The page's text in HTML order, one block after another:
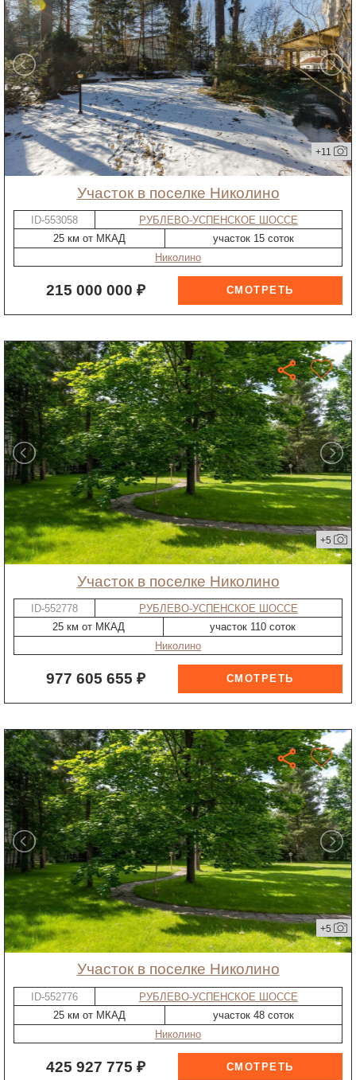
+11
участок в поселке Николино
ID-553058
РУБЛЕВО-УСПЕНСКОЕ ШОССЕ
25 км от МКАД
участок 15 соток
Николино
215 000 000 ₽
+5
участок в поселке Николино
ID-552778
РУБЛЕВО-УСПЕНСКОЕ ШОССЕ
25 км от МКАД
участок 110 соток
Николино
977 605 655 ₽
+5
участок в поселке Николино
ID-552776
РУБЛЕВО-УСПЕНСКОЕ ШОССЕ
25 км от МКАД
участок 48 соток
Николино
425 927 775 ₽